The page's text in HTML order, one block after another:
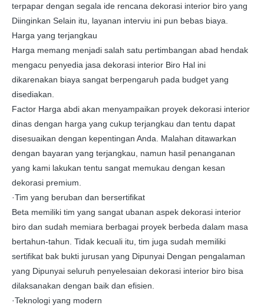
terpapar dengan segala ide rencana dekorasi interior biro yang
Diinginkan Selain itu, layanan interviu ini pun bebas biaya.
Harga yang terjangkau
Harga memang menjadi salah satu pertimbangan abad hendak
mengacu penyedia jasa dekorasi interior Biro Hal ini
dikarenakan biaya sangat berpengaruh pada budget yang
disediakan.
Factor Harga abdi akan menyampaikan proyek dekorasi interior
dinas dengan harga yang cukup terjangkau dan tentu dapat
disesuaikan dengan kepentingan Anda. Malahan ditawarkan
dengan bayaran yang terjangkau, namun hasil penanganan
yang kami lakukan tentu sangat memukau dengan kesan
dekorasi premium.
·Tim yang beruban dan bersertifikat
Beta memiliki tim yang sangat ubanan aspek dekorasi interior
biro dan sudah memiara berbagai proyek berbeda dalam masa
bertahun-tahun. Tidak kecuali itu, tim juga sudah memiliki
sertifikat bak bukti jurusan yang Dipunyai Dengan pengalaman
yang Dipunyai seluruh penyelesaian dekorasi interior biro bisa
dilaksanakan dengan baik dan efisien.
·Teknologi yang modern